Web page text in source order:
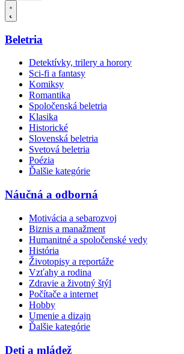
Beletria
Detektívky, trilery a horory
Sci-fi a fantasy
Komiksy
Romantika
Spoločenská beletria
Klasika
Historické
Slovenská beletria
Svetová beletria
Poézia
Ďalšie kategórie
Náučná a odborná
Motivácia a sebarozvoj
Biznis a manažment
Humanitné a spoločenské vedy
História
Životopisy a reportáže
Vzťahy a rodina
Zdravie a životný štýl
Počítače a internet
Hobby
Umenie a dizajn
Ďalšie kategórie
Deti a mládež